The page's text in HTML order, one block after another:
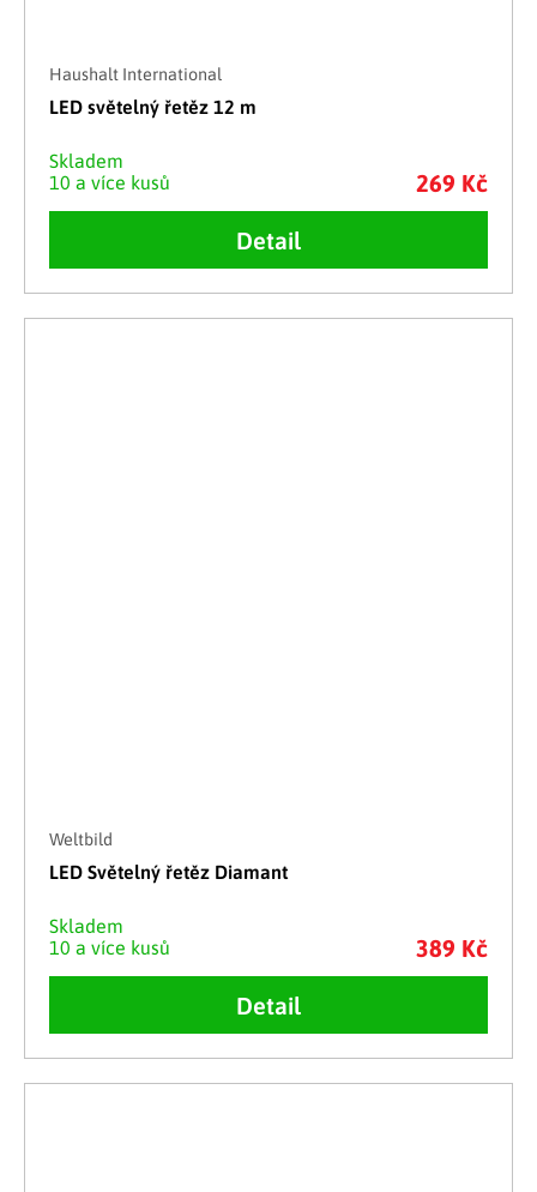
Haushalt International
LED světelný řetěz 12 m
Skladem
10 a více kusů
269 Kč
Detail
Weltbild
LED Světelný řetěz Diamant
Skladem
10 a více kusů
389 Kč
Detail